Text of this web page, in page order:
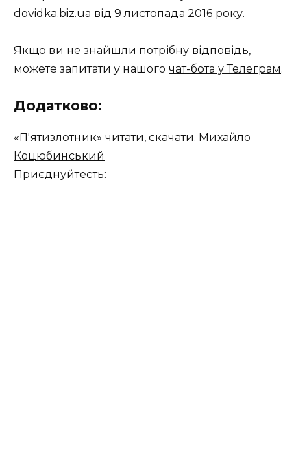
dovidka.biz.ua від 9 листопада 2016 року.
Якщо ви не знайшли потрібну відповідь,
можете запитати у нашого чат-бота у Телеграм.
Додатково:
«П'ятизлотник» читати, скачати. Михайло
Коцюбинський
Приєднуйтесть: